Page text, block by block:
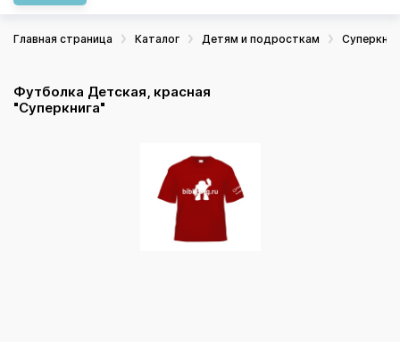
Главная страница Каталог Детям и подросткам
Футболка Детская, красная
"Суперкнига"